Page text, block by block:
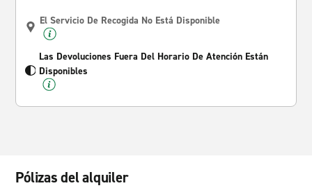
El Servicio De Recogida No Está Disponible
Las Devoluciones Fuera Del Horario De Atención Están
Disponibles
Pólizas del alquiler